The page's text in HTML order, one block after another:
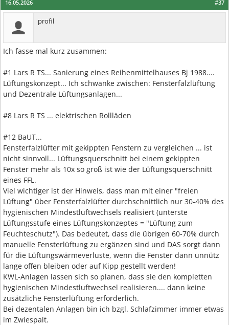
#37
16.05.2026
profil
Ich fasse mal kurz zusammen:
#1 Lars R TS... Sanierung eines Reihenmittelhauses Bj 1988....
Lüftungskonzept... Ich schwanke zwischen: Fensterfalzlüftung
und Dezentrale Lüftungsanlagen...
#8 Lars R TS ... elektrischen Rollläden
#12 BaUT...
Fensterfalzlüfter mit gekippten Fenstern zu vergleichen ... ist
nicht sinnvoll... Lüftungsquerschnitt bei einem gekippten
Fenster mehr als 10x so groß ist wie der Lüftungsquerschnitt
eines FFL.
Viel wichtiger ist der Hinweis, dass man mit einer "freien
Lüftung" über Fensterfalzlüfter durchschnittlich nur 30-40% des
hygienischen Mindestluftwechsels realisiert (unterste
Lüftungsstufe eines Lüftungskonzeptes = "Lüftung zum
Feuchteschutz"). Das bedeutet, dass die übrigen 60-70% durch
manuelle Fensterlüftung zu ergänzen sind und DAS sorgt dann
für die Lüftungswärmeverluste, wenn die Fenster dann unnütz
lange offen bleiben oder auf Kipp gestellt werden!
KWL-Anlagen lassen sich so planen, dass sie den kompletten
hygienischen Mindestluftwechsel realisieren.... dann keine
zusätzliche Fensterlüftung erforderlich.
Bei dezentalen Anlagen bin ich bzgl. Schlafzimmer immer etwas
im Zwiespalt.